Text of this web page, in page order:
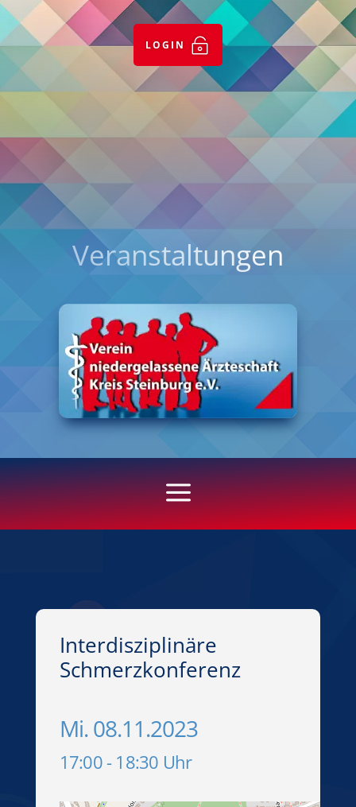

LOGIN
Veranstaltungen
a
Interdisziplinäre
Schmerzkonferenz
Mi. 08.11.2023
17:00 - 18:30 Uhr